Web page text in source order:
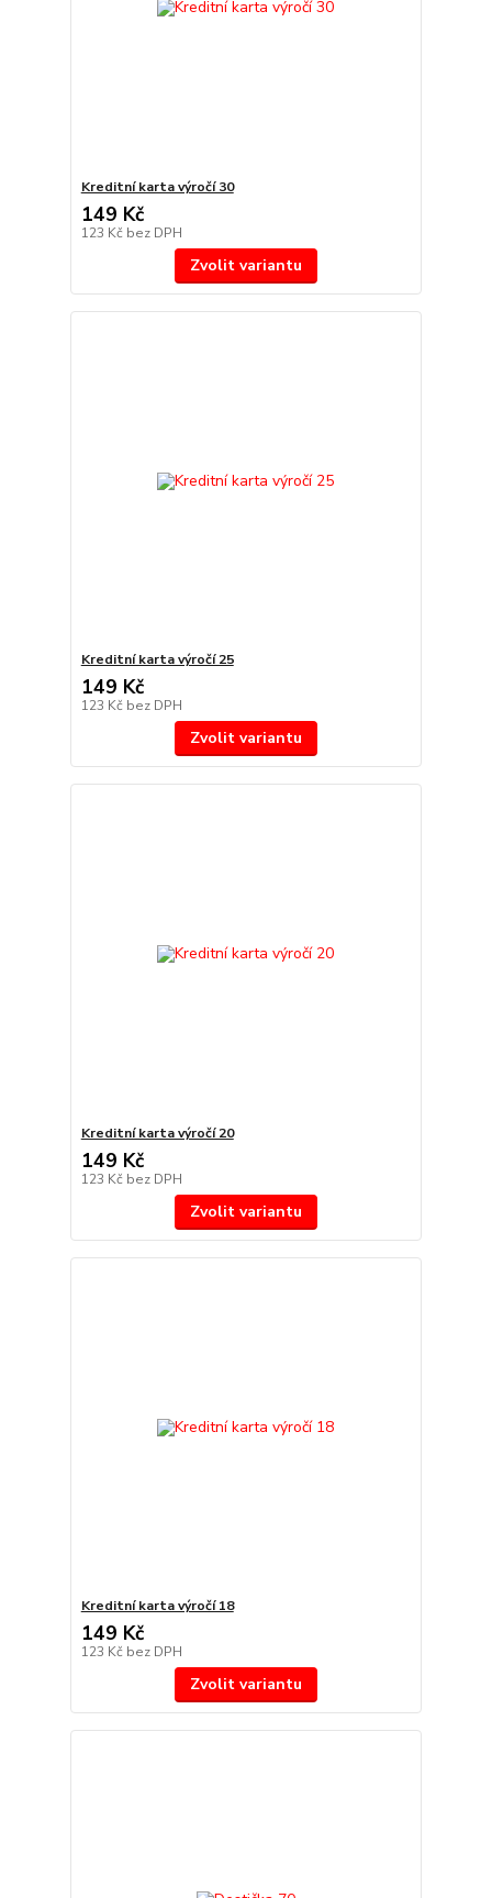
Kreditní karta výročí 30
149 Kč
123 Kč bez DPH
Zvolit variantu
Kreditní karta výročí 25
149 Kč
123 Kč bez DPH
Zvolit variantu
Kreditní karta výročí 20
149 Kč
123 Kč bez DPH
Zvolit variantu
Kreditní karta výročí 18
149 Kč
123 Kč bez DPH
Zvolit variantu